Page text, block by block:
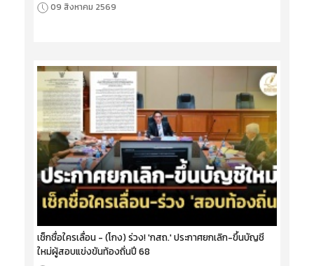
09 สิงหาคม 2569
เช็กชื่อใครเลื่อน - (โกง) ร่วง! 'กสถ.' ประกาศยกเลิก-ขึ้นบัญชี
ใหม่ผู้สอบแข่งขันท้องถิ่นปี 68